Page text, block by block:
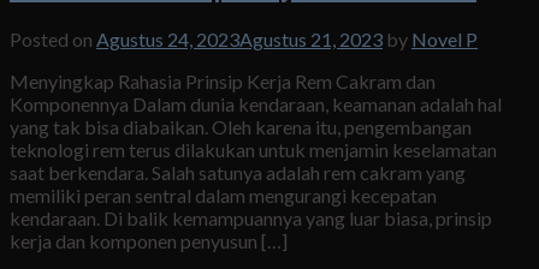
Posted on Agustus 24, 2023Agustus 21, 2023 by Novel P
Menyingkap Rahasia Prinsip Kerja Rem Cakram dan
Komponennya Dalam dunia kendaraan, keamanan adalah hal
yang tak bisa diabaikan. Oleh karena itu, pengembangan
teknologi rem terus dilakukan untuk menjamin keselamatan
saat berkendara. Salah satunya adalah rem cakram yang
memiliki peran sentral dalam mengurangi kecepatan
kendaraan. Di balik kemampuannya yang luar biasa, prinsip
kerja dan komponen penyusun […]